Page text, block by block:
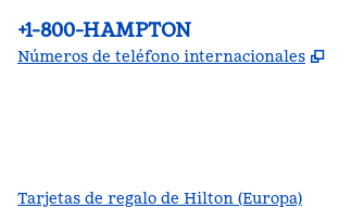
Teléfono:
+1-800-HAMPTON
Números de teléfono internacionales ,
Tarjetas de regalo de Hilton (Europa)